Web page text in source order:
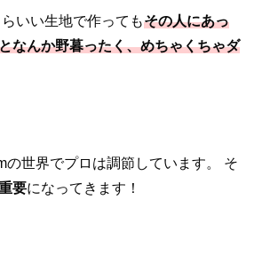
いい生地で作ってもその人にあっ
なんか野暮ったく、めちゃくちゃダ
世界でプロは調節しています。
そ
要になってきます！